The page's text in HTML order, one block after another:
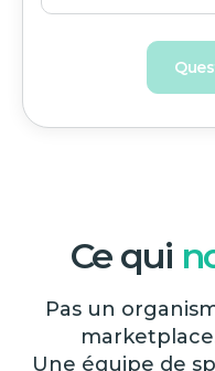
Ce qui
Pas un
Une équipe de